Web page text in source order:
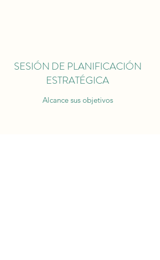
SESIÓN DE PLANIFICACIÓN
ESTRATÉGICA
Alcance sus objetivos